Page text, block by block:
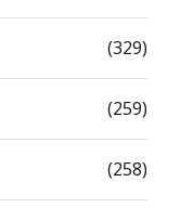
(329)
(259)
(258)